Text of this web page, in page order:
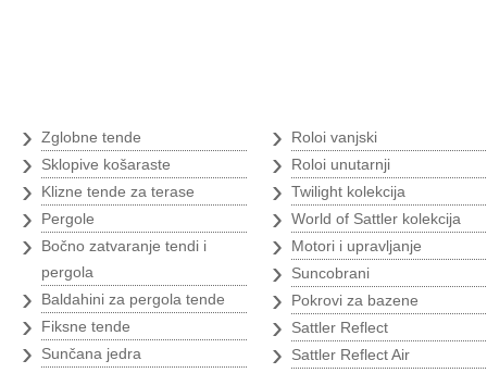
› Zglobne tende
› Sklopive košaraste
› Klizne tende za terase
› Pergole
›
Bočno zatvaranje tendi i
pergola
› Baldahini za pergola tende
› Fiksne tende
› Sunčana jedra
› Roloi vanjski
› Roloi unutarnji
› Twilight kolekcija
› World of Sattler kolekcija
› Motori i upravljanje
› Suncobrani
› Pokrovi za bazene
› Sattler Reflect
› Sattler Reflect Air